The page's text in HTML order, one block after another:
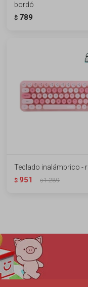
bordó
$ 789
Teclado inalámbrico -
$ 951 $1.289